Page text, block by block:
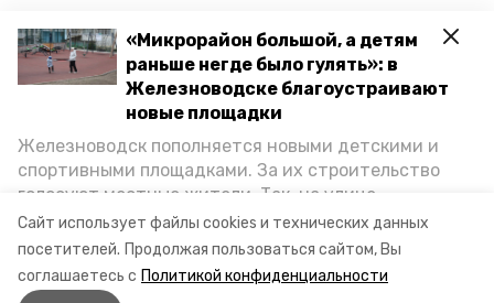
Сайт использует файлы cookies и технических данных
посетителей. Продолжая пользоваться сайтом, Вы
соглашаетесь с Политикой конфиденциальности
«Микрорайон большой, а детям
раньше негде было гулять»: в
Железноводске благоустраивают
новые площадки
Железноводск пополняется новыми детскими и
спортивными площадками. За их строительство
голосуют местные жители. Так, на улице
Октябрьской уже появилось современное
пространство для отдыха, а в Иноземцеве
приступили к возведению большой спортплощадки.
Подробнее о том, как она будет выглядеть — в